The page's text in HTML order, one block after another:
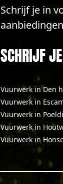
Schrijf je in
SCHRIJF
Vuurwerk in Den
Vuurwerk in
Vuurwerk in
Vuurwerk in
Vuurwerk in